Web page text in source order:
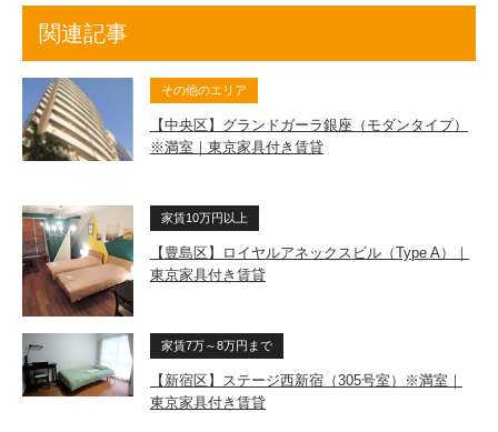
関連記事
その他のエリア
【中央区】グランドガーラ銀座（モダンタイプ）
※満室｜東京家具付き賃貸
家賃10万円以上
【豊島区】ロイヤルアネックスビル（Type A）｜
東京家具付き賃貸
家賃7万～8万円まで
【新宿区】ステージ西新宿（305号室）※満室｜
東京家具付き賃貸